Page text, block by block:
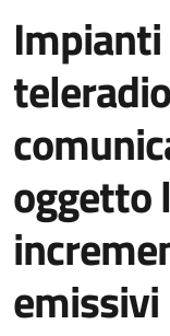
oggetto
emissivi